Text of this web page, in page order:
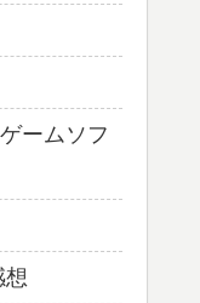
ームソフ
想